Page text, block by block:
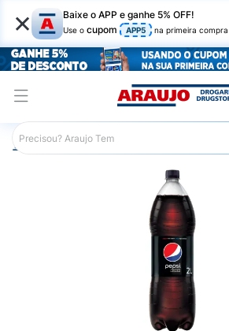
× Baixe o APP e ganhe 5% OFF!
Use o cupom APP5 na primeira compra
Araujo Mercado